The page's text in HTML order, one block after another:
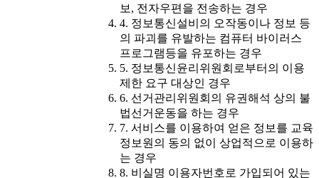
보, 전자우편을 전송하는 경우
4. 정보통신설비의 오작동이나 정보 등
의 파괴를 유발하는 컴퓨터 바이러스
프로그램등을 유포하는 경우
5. 정보통신윤리위원회로부터의 이용
제한 요구 대상인 경우
6. 선거관리위원회의 유권해석 상의 불
법선거운동을 하는 경우
7. 서비스를 이용하여 얻은 정보를 교육
정보원의 동의 없이 상업적으로 이용하
는 경우
8. 비실명 이용자번호로 가입되어 있는